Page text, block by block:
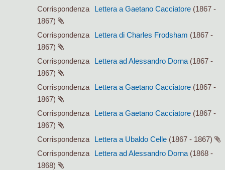
Corrispondenza
Lettera a Gaetano Cacciatore (1867 -
1867)
Corrispondenza
Lettera di Charles Frodsham (1867 -
1867)
Corrispondenza
Lettera ad Alessandro Dorna (1867 -
1867)
Corrispondenza
Lettera a Gaetano Cacciatore (1867 -
1867)
Corrispondenza
Lettera a Gaetano Cacciatore (1867 -
1867)
Corrispondenza
Lettera a Ubaldo Celle (1867 - 1867)
Corrispondenza
Lettera ad Alessandro Dorna (1868 -
1868)